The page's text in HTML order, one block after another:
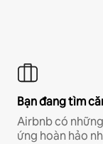
Bạn đang tìm
Airbnb có
ứng hoàn hảo